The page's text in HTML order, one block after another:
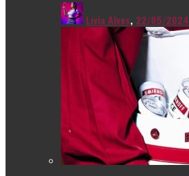
Livia Alves, 22/05/2024